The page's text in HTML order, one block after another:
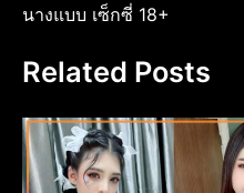
นางแบบ เซ็กซี่ 18+
Related Posts